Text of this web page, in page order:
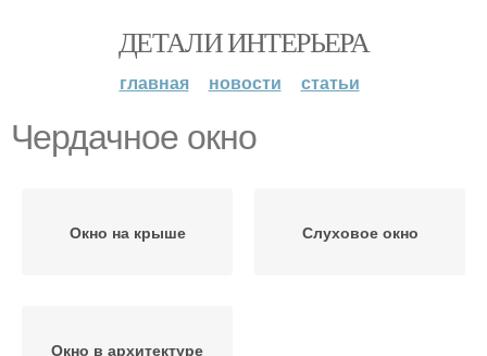
ДЕТАЛИ ИНТЕРЬЕРА
главная новости статьи
Чердачное окно
Окно на крыше Слуховое окно
Окно в архитектуре